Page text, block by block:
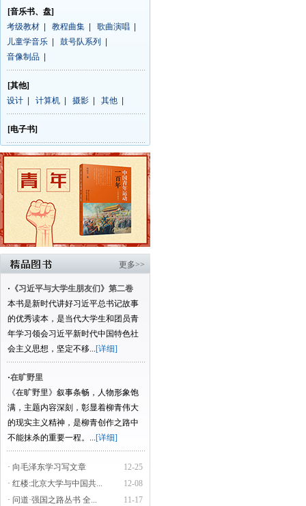
[音乐书、盘]
考级教材
教程曲集 歌曲演唱
儿童学音乐
鼓号队系列
音像制品
[其他]
设计
计算机 摄影 其他
[电子书]
更多>>
· 《习近平与大学生朋友们》第二卷
本书是新时代讲好习近平总书记故事
的优秀读本，是当代大学生和团员青
年学习领会习近平新时代中国特色社
会主义思想，坚定不移...[详细]
·在旷野里
《在旷野里》叙事条畅，人物形象饱
满，主题内容深刻，彰显着柳青伟大
的现实主义精神，是柳青创作之路中
不能抹杀的重要一程。...[详细]
12-25
· 向毛泽东学习写文章
12-08
· 红楼:北京大学与中国共...
11-17
· 问道·强国之路丛书 全...